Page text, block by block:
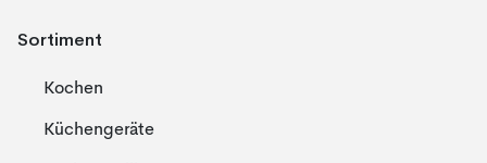
Sortiment
Kochen
Küchengeräte